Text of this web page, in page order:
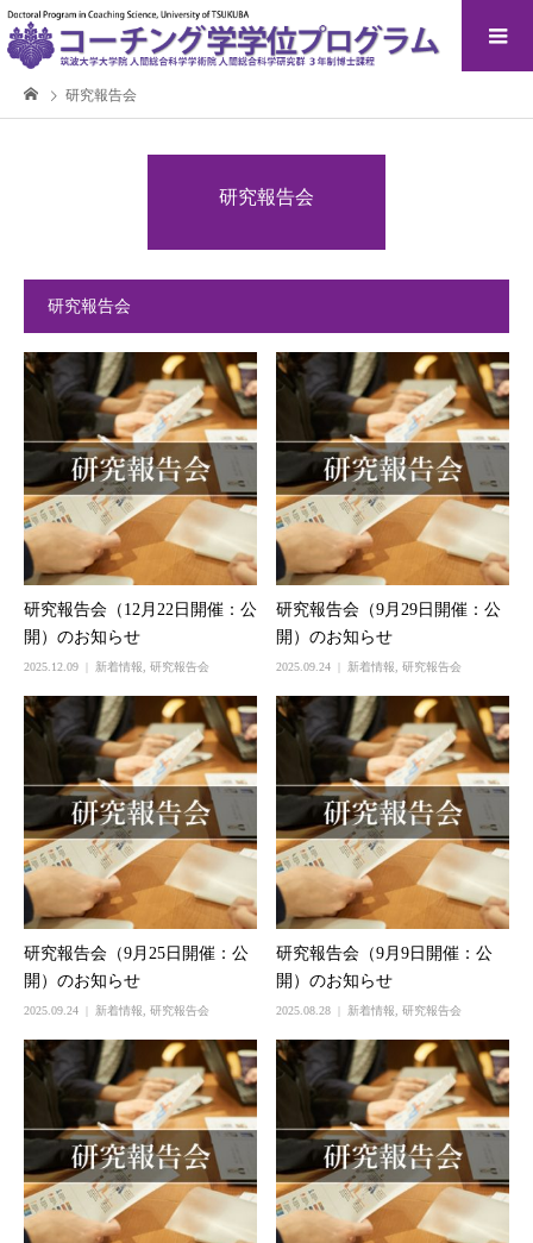
研究報告会
研究報告会
研究報告会
研究報告会（12月22日開催：公
開）のお知らせ
2025.12.09 新着情報 研究報告会
研究報告会（9月29日開催：公
開）のお知らせ
2025.09.24 新着情報 研究報告会
研究報告会（9月25日開催：公
開）のお知らせ
2025.09.24 新着情報 研究報告会
研究報告会（9月9日開催：公
開）のお知らせ
2025.08.28 新着情報 研究報告会